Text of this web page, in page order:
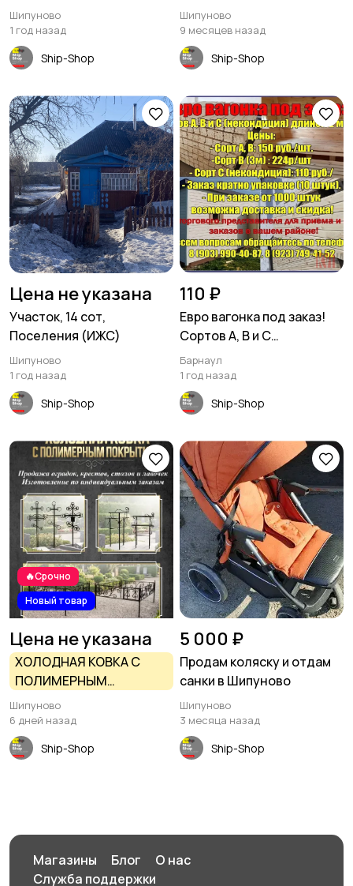
Шипуново
1 год назад
Ship-Shop
двухквартирном доме на
земле в Шипуново 78,2
кв.м
Шипуново
9 месяцев назад
Ship-Shop
Цена не указана
Участок, 14 сот,
Поселения (ИЖС)
Шипуново
1 год назад
Ship-Shop
110 ₽
Евро вагонка под заказ!
Сортов А, В и С
(некондиция) длиной 2
метра.
Барнаул
1 год назад
Ship-Shop
🔥Срочно
Новый товар
Цена не указана
ХОЛОДНАЯ КОВКА С
ПОЛИМЕРНЫМ
ПОКРЫТИЕМ В
ШИПУНОВО
Шипуново
6 дней назад
Ship-Shop
5 000 ₽
Продам коляску и отдам
санки в Шипуново
Шипуново
3 месяца назад
Ship-Shop
Магазины Блог
О нас
Служба поддержки